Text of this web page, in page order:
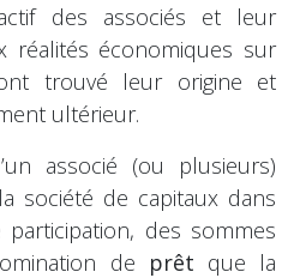
des associés et leur
réalités économiques sur
trouvé leur origine et
ultérieur.
associé (ou plusieurs)
société de capitaux dans
des sommes
de prêt que la